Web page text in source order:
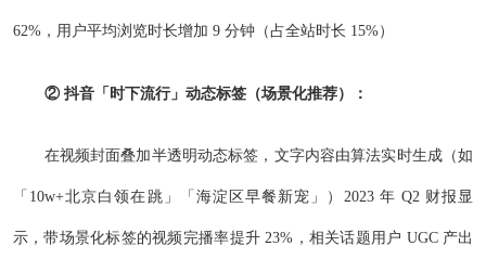
62%，用户平均浏览时长增加 9 分钟（占全站时长 15%）
② 抖音「时下流行」动态标签（场景化推荐）：
在视频封面叠加半透明动态标签，文字内容由算法实时生成（如
「10w+北京白领在跳」「海淀区早餐新宠」）2023 年 Q2 财报显
示，带场景化标签的视频完播率提升 23%，相关话题用户 UGC 产出